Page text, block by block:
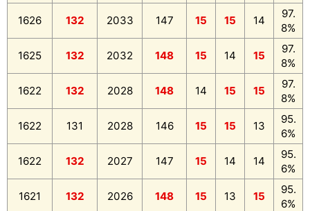
1626 132 2033 147 15 15 14
97.
8%
1625 132 2032 148 15 14 15
97.
8%
1622 132 2028 148 14 15 15
97.
8%
1622 131 2028 146 15 15 13
95.
6%
1622 132 2027 147 15 14 14
95.
6%
1621 132 2026 148 15 13 15
95.
6%